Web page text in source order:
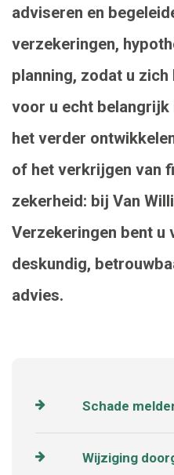
adviseren en
verzekeringen,
planning, zodat u
voor u echt belangrijk
het verder
of het verkrijgen van
zekerheid: bij Van
Verzekeringen bent u
deskundig,
advies.
Schade
Wijziging